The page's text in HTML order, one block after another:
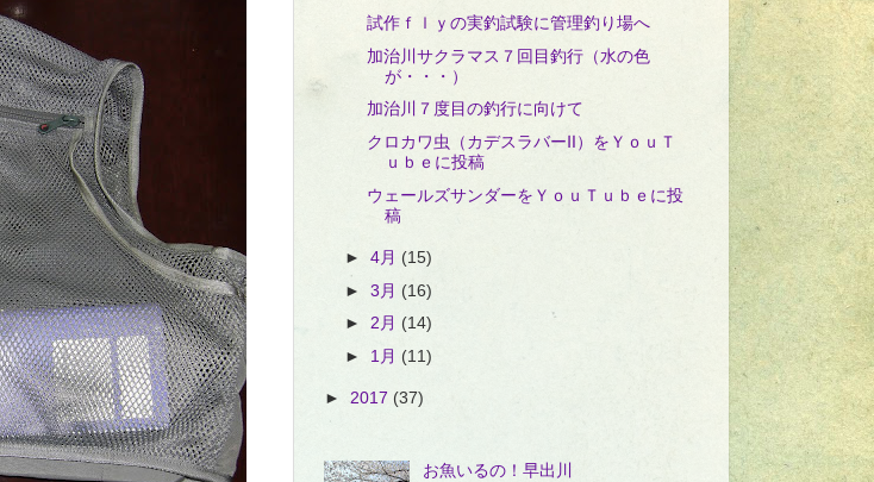
試作ｆｌｙの実釣試験に管理釣り場へ
加治川サクラマス７回目釣行（水の色
が・・・）
加治川７度目の釣行に向けて
クロカワ虫（カデスラバーⅡ）をＹｏｕＴ
ｕｂｅに投稿
ウェールズサンダーをＹｏｕＴｕｂｅに投
稿
►4月 (15)
►3月(16)
►2月 (14)
► 1月(11)
► 2017 (37)
お魚いるの！早出川